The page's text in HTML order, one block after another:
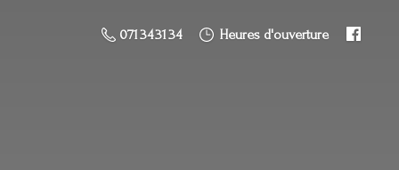
071 34 31 34 Heures d'ouverture